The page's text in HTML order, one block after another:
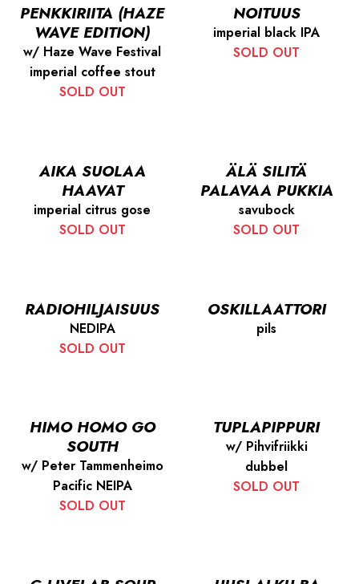
PENKKIRIITA (HAZE
WAVE EDITION)
w/ Haze Wave Festival
imperial coffee stout
SOLD OUT
NOITUUS
imperial black IPA
SOLD OUT
AIKA SUOLAA
HAAVAT
imperial citrus gose
SOLD OUT
ÄLÄ SILITÄ
PALAVAA PUKKIA
savubock
SOLD OUT
RADIOHILJAISUUS
NEDIPA
SOLD OUT
OSKILLAATTORI
pils
HIMO HOMO GO
SOUTH
w/ Peter Tammenheimo
Pacific NEIPA
SOLD OUT
TUPLAPIPPURI
w/ Pihvifriikki
dubbel
SOLD OUT